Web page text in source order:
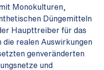
Monokulturen,
Düngemitteln
Haupttreiber für das
realen Auswirkungen
genveränderten
und